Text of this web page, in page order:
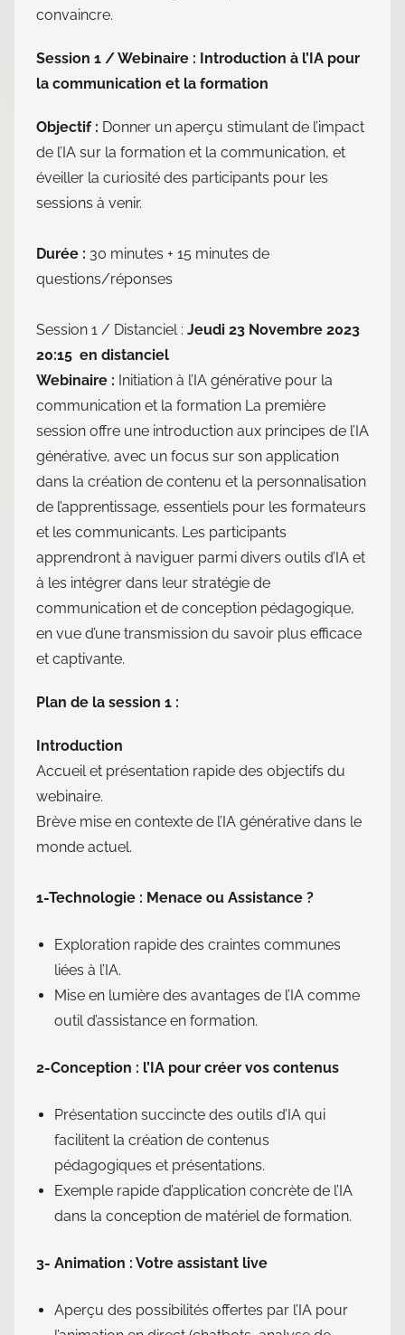
convaincre.
Session 1 / Webinaire : Introduction à l’IA pour
la communication et la formation
Objectif : Donner un aperçu stimulant de l’impact
de l’IA sur la formation et la communication, et
éveiller la curiosité des participants pour les
sessions à venir.
Durée : 30 minutes + 15 minutes de
questions/réponses
Session 1 / Distanciel : Jeudi 23 Novembre 2023
20:15 en distanciel
Webinaire : Initiation à l’IA générative pour la
communication et la formation La première
session offre une introduction aux principes de l’IA
générative, avec un focus sur son application
dans la création de contenu et la personnalisation
de l’apprentissage, essentiels pour les formateurs
et les communicants. Les participants
apprendront à naviguer parmi divers outils d’IA et
à les intégrer dans leur stratégie de
communication et de conception pédagogique,
en vue d’une transmission du savoir plus efficace
et captivante.
Plan de la session 1 :
Introduction
Accueil et présentation rapide des objectifs du
webinaire.
Brève mise en contexte de l’IA générative dans le
monde actuel.
1-Technologie : Menace ou Assistance ?
Exploration rapide des craintes communes
liées à l’IA.
Mise en lumière des avantages de l’IA comme
outil d’assistance en formation.
2-Conception : l’IA pour créer vos contenus
Présentation succincte des outils d’IA qui
facilitent la création de contenus
pédagogiques et présentations.
Exemple rapide d’application concrète de l’IA
dans la conception de matériel de formation.
3- Animation : Votre assistant live
Aperçu des possibilités offertes par l’IA pour